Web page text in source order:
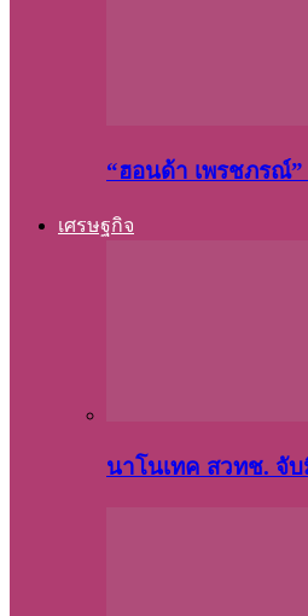
“ฮอนด้า เพรชภรณ์
เศรษฐกิจ
นาโนเทค สวทช. จับ